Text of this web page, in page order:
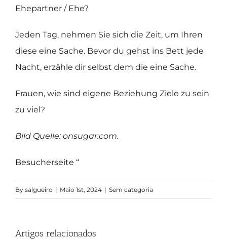
Ehepartner / Ehe?
Jeden Tag, nehmen Sie sich die Zeit, um Ihren
diese eine Sache. Bevor du gehst ins Bett jede
Nacht, erzähle dir selbst dem die eine Sache.
Frauen, wie sind eigene Beziehung Ziele zu sein
zu viel?
Bild Quelle: onsugar.com.
Besucherseite “
By salgueiro | Maio 1st, 2024 | Sem categoria
Artigos relacionados